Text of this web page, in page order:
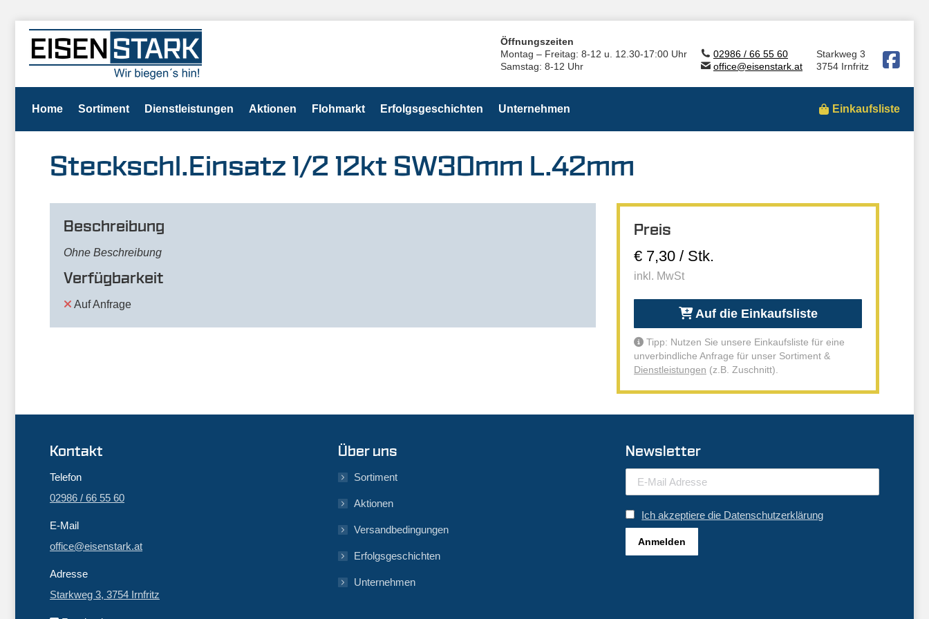
Öffnungszeiten
Montag – Freitag: 8-12 u. 12.30-17:00 Uhr
Samstag: 8-12 Uhr
02986 / 66 55 60
office@eisenstark.at
Starkweg 3
3754 Irnfritz
Home Sortiment Dienstleistungen Aktionen Flohmarkt Erfolgsgeschichten Unternehmen Einkaufsliste
Steckschl.Einsatz 1/2 12kt SW30mm L.42mm
Beschreibung
Ohne Beschreibung
Verfügbarkeit
Auf Anfrage
Preis
€ 7,30 / Stk.
inkl. MwSt
Auf die Einkaufsliste
Tipp: Nutzen Sie unsere Einkaufsliste für eine
unverbindliche Anfrage für unser Sortiment &
Dienstleistungen (z.B. Zuschnitt).
Kontakt
Telefon
02986 / 66 55 60
E-Mail
office@eisenstark.at
Adresse
Starkweg 3, 3754 Irnfritz
Über uns
Sortiment
Aktionen
Versandbedingungen
Erfolgsgeschichten
Unternehmen
Newsletter
Ich akzeptiere die Datenschutzerklärung